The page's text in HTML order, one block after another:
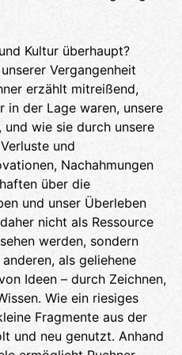
Kultur überhaupt?
Vergangenheit
erzählt mitreißend,
in der Lage waren, unsere
wie sie durch unsere
und
Nachahmungen
über die
und unser Überleben
nicht als Ressource
werden, sondern
als geliehene
Ideen – durch Zeichnen,
Wie ein riesiges
Fragmente aus der
und neu genutzt. Anhand